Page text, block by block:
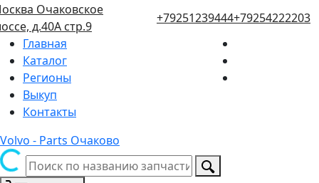
Очаковское
д.40А стр.9
+79251239444+79254222203
Главная
Каталог
Регионы
Выкуп
Контакты
Volvo - Parts Очаково